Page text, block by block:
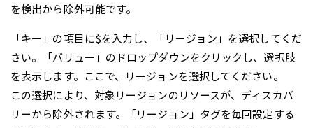
を検出から除外可能です。
「キー」の項目に$を入力し、「リージョン」を選択してくだ
さい。「バリュー」のドロップダウンをクリックし、選択肢
を表示します。ここで、リージョンを選択してください。
この選択により、対象リージョンのリソースが、ディスカバ
リーから除外されます。「リージョン」タグを毎回設定する